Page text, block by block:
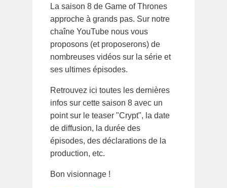
La saison 8 de Game of Thrones
approche à grands pas. Sur notre
chaîne YouTube nous vous
proposons (et proposerons) de
nombreuses vidéos sur la série et
ses ultimes épisodes.
Retrouvez ici toutes les dernières
infos sur cette saison 8 avec un
point sur le teaser "Crypt", la date
de diffusion, la durée des
épisodes, des déclarations de la
production, etc.
Bon visionnage !